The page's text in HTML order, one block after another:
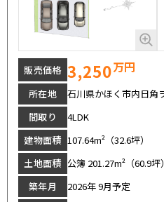
販売価格 3,250万円
所在地
石川県かほく市内日角
間取り
4LDK
建物面積 107.64m²（32.6坪）
土地面積 公簿 201.27m²（60.9坪）
築年月
2026年 9月予定